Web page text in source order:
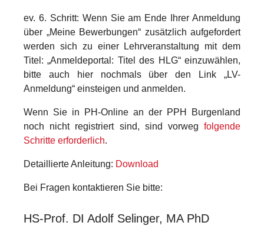
ev. 6. Schritt: Wenn Sie am Ende Ihrer Anmeldung
über „Meine Bewerbungen“ zusätzlich aufgefordert
werden sich zu einer Lehrveranstaltung mit dem
Titel: „Anmeldeportal: Titel des HLG“ einzuwählen,
bitte auch hier nochmals über den Link „LV-
Anmeldung“ einsteigen und anmelden.
Wenn Sie in PH-Online an der PPH Burgenland
noch nicht registriert sind, sind vorweg folgende
Schritte erforderlich.
Detaillierte Anleitung: Download
Bei Fragen kontaktieren Sie bitte:
HS-Prof. DI Adolf Selinger, MA PhD